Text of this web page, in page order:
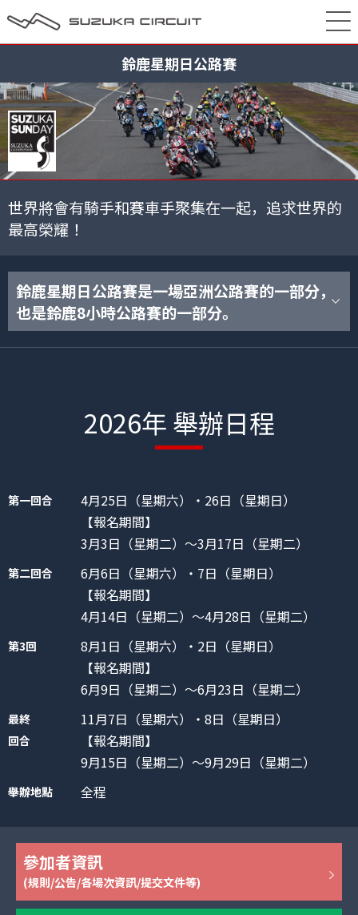
鈴鹿星期日公路賽
世界將會有騎手和賽車手聚集在一起，追求世界的
最高榮耀！
鈴鹿星期日公路賽是一場亞洲公路賽的一部分，
也是鈴鹿8小時公路賽的一部分。
2026年 舉辦日程
第一回合
4月25日（星期六）・26日（星期日）
【報名期間】
3月3日（星期二）～3月17日（星期二）
第二回合
6月6日（星期六）・7日（星期日）
【報名期間】
4月14日（星期二）～4月28日（星期二）
第3回
8月1日（星期六）・2日（星期日）
【報名期間】
6月9日（星期二）～6月23日（星期二）
最終
回合
11月7日（星期六）・8日（星期日）
【報名期間】
9月15日（星期二）～9月29日（星期二）
舉辦地點 全程
參加者資訊
(規則/公告/各場次資訊/提交文件等)